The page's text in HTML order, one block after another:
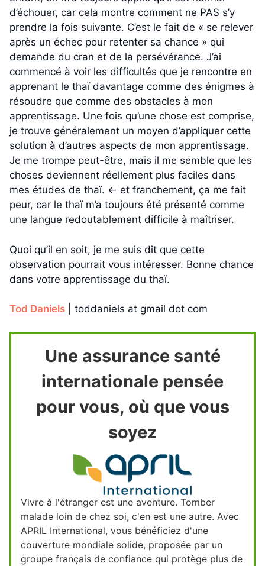
d’échouer, car cela montre comment ne PAS s’y
prendre la fois suivante. C’est le fait de « se relever
après un échec pour retenter sa chance » qui
demande du cran et de la persévérance. J’ai
commencé à voir les difficultés que je rencontre en
apprenant le thaï davantage comme des énigmes à
résoudre que comme des obstacles à mon
apprentissage. Une fois qu’une chose est comprise,
je trouve généralement un moyen d’appliquer cette
solution à d’autres aspects de mon apprentissage.
Je me trompe peut-être, mais il me semble que les
choses deviennent réellement plus faciles dans
mes études de thaï. ← et franchement, ça me fait
peur, car le thaï m’a toujours été présenté comme
une langue redoutablement difficile à maîtriser.
Quoi qu’il en soit, je me suis dit que cette
observation pourrait vous intéresser. Bonne chance
dans votre apprentissage du thaï.
Tod Daniels | toddaniels at gmail dot com
Une assurance santé
internationale pensée
pour vous, où que vous
soyez
Vivre à l'étranger est une aventure. Tomber
malade loin de chez soi, c'en est une autre. Avec
APRIL International, vous bénéficiez d'une
couverture mondiale solide, proposée par un
groupe français de confiance qui protège plus de